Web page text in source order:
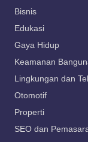
Bisnis
Edukasi
Gaya Hidup
Keamanan
Lingkungan dan
Otomotif
Properti
SEO dan